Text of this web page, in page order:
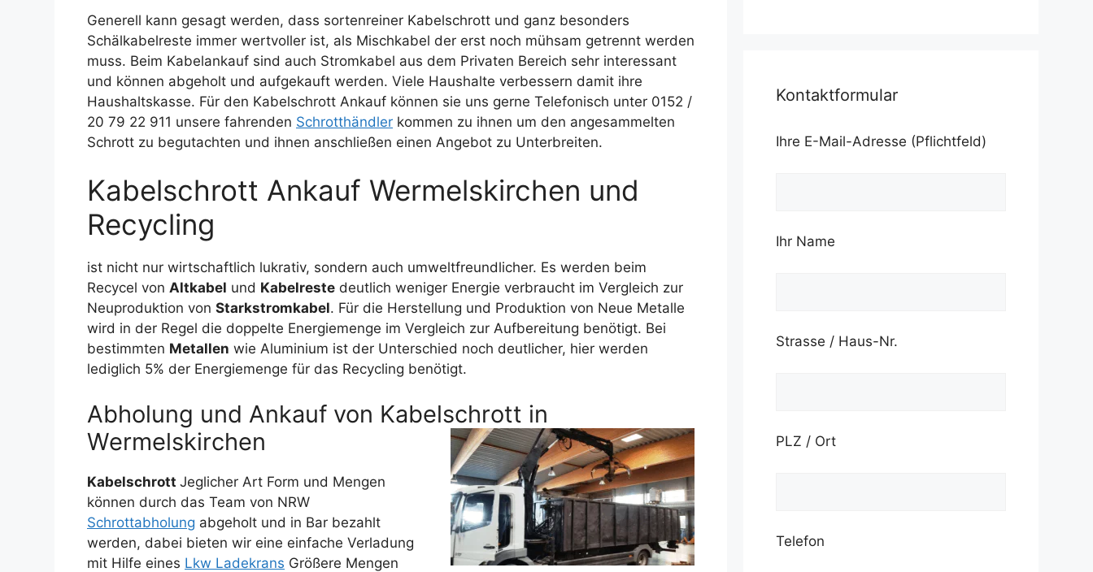
Generell kann gesagt werden, dass sortenreiner Kabelschrott und ganz besonders
Schälkabelreste immer wertvoller ist, als Mischkabel der erst noch mühsam getrennt werden
muss. Beim Kabelankauf sind auch Stromkabel aus dem Privaten Bereich sehr interessant
und können abgeholt und aufgekauft werden. Viele Haushalte verbessern damit ihre
Haushaltskasse. Für den Kabelschrott Ankauf können sie uns gerne Telefonisch unter 0152 /
20 79 22 911 unsere fahrenden Schrotthändler kommen zu ihnen um den angesammelten
Schrott zu begutachten und ihnen anschließen einen Angebot zu Unterbreiten.
Kabelschrott Ankauf Wermelskirchen und
Recycling
ist nicht nur wirtschaftlich lukrativ, sondern auch umweltfreundlicher. Es werden beim
Recycel von Altkabel und Kabelreste deutlich weniger Energie verbraucht im Vergleich zur
Neuproduktion von Starkstromkabel. Für die Herstellung und Produktion von Neue Metalle
wird in der Regel die doppelte Energiemenge im Vergleich zur Aufbereitung benötigt. Bei
bestimmten Metallen wie Aluminium ist der Unterschied noch deutlicher, hier werden
lediglich 5% der Energiemenge für das Recycling benötigt.
Abholung und Ankauf von Kabelschrott in
Wermelskirchen
Kabelschrott Jeglicher Art Form und Mengen
können durch das Team von NRW
Schrottabholung abgeholt und in Bar bezahlt
werden, dabei bieten wir eine einfache Verladung
mit Hilfe eines Lkw Ladekrans Größere Mengen
Kontaktformular
Ihre E-Mail-Adresse (Pflichtfeld)
Ihr Name
Strasse / Haus-Nr.
PLZ / Ort
Telefon